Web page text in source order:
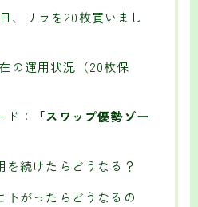
、リラを20枚買いまし
の運用状況（20枚保
：
「スワップ優勢ゾー
を続けたらどうなる？
下がったらどうなるの